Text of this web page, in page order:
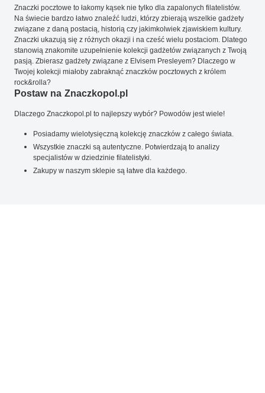
Znaczki pocztowe to łakomy kąsek nie tylko dla zapalonych filatelistów.
Na świecie bardzo łatwo znaleźć ludzi, którzy zbierają wszelkie gadżety
związane z daną postacią, historią czy jakimkolwiek zjawiskiem kultury.
Znaczki ukazują się z różnych okazji i na cześć wielu postaciom. Dlatego
stanowią znakomite uzupełnienie kolekcji gadżetów związanych z Twoją
pasją. Zbierasz gadżety związane z Elvisem Presleyem? Dlaczego w
Twojej kolekcji miałoby zabraknąć znaczków pocztowych z królem
rock&rolla?
Postaw na Znaczkopol.pl
Dlaczego Znaczkopol.pl to najlepszy wybór? Powodów jest wiele!
Posiadamy wielotysięczną kolekcję znaczków z całego świata.
Wszystkie znaczki są autentyczne. Potwierdzają to analizy
specjalistów w dziedzinie filatelistyki.
Zakupy w naszym sklepie są łatwe dla każdego.